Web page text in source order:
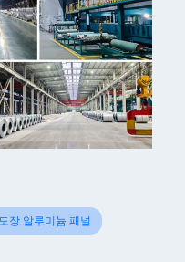
장 알루미늄 패널